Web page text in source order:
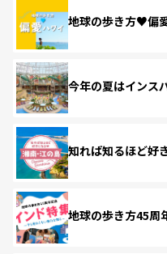
地球の歩き方♥偏
今年の夏はインス
知れば知るほど好
地球の歩き方45周